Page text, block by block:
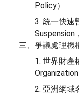
Policy）
3. 統一快速
Suspension
三、爭議處理機
1. 世界財產
2. 亞洲網域